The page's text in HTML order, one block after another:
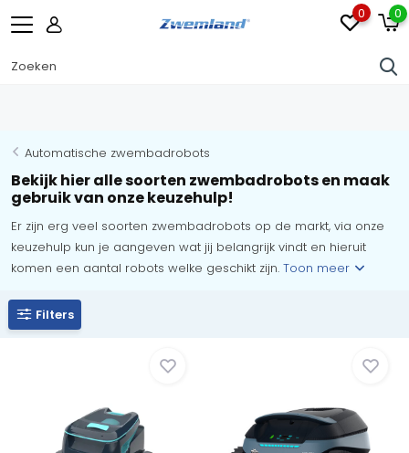
0 0
Automatische zwembadrobots
Bekijk hier alle soorten zwembadrobots en maak
gebruik van onze keuzehulp!
Er zijn erg veel soorten zwembadrobots op de markt, via onze
keuzehulp kun je aangeven wat jij belangrijk vindt en hieruit
komen een aantal robots welke geschikt zijn. Toon meer
Filters